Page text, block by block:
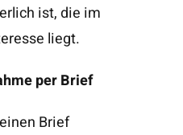
ist, die im
liegt.
per Brief
Brief